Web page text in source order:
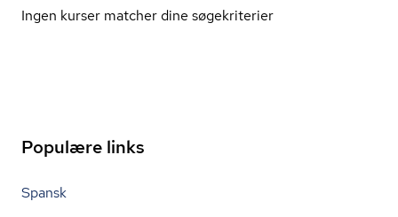
Ingen kurser matcher dine søgekriterier
Populære links
Spansk